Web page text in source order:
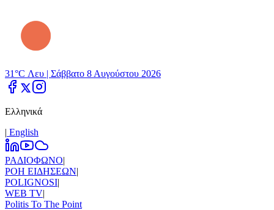
31°C Λευ | Σάββατο 8 Αυγούστου 2026
Ελληνικά
| Εnglish
ΡΑΔΙΟΦΩΝΟ|
ΡΟΗ ΕΙΔΗΣΕΩΝ|
POLIGNOSI|
WEB TV|
Politis To The Point